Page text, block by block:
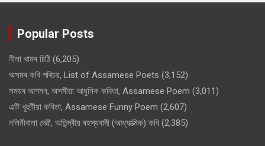
Popular Posts
নীলা খামৰ চিঠি (6,205)
অসমৰ কবি পৰিচয়, List of Assamese Poets (3,152)
সময়ৰ আগমন, অসমীয়া আধুনিক কবিতা, Assamese Poem (3,011)
এটি খুহুটীয়া কবিতা, Assamese Funny Poem (2,607)
নলিনীবালা দেৱী, অতিন্দ্ৰীয় ৰহস্যবাদী (আধ্যাত্মিক) কবি (2,385)